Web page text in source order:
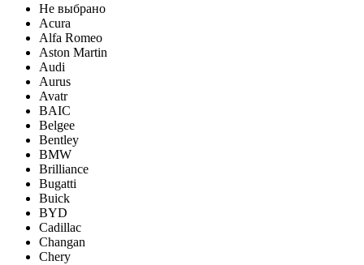
Не выбрано
Acura
Alfa Romeo
Aston Martin
Audi
Aurus
Avatr
BAIC
Belgee
Bentley
BMW
Brilliance
Bugatti
Buick
BYD
Cadillac
Changan
Chery